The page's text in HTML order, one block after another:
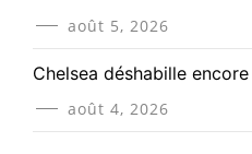
août 5, 2026
Chelsea déshabille
août 4, 2026